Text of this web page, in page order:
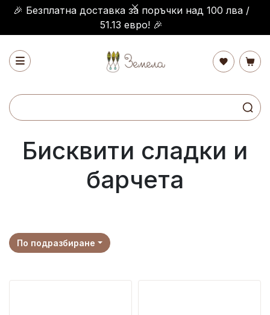
🎉 Безплатна доставка за поръчки над 100 лва /
51.13 евро! 🎉
Бисквити сладки и
барчета
По подразбиране